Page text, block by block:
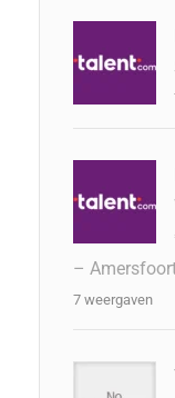
–
7 weergaven